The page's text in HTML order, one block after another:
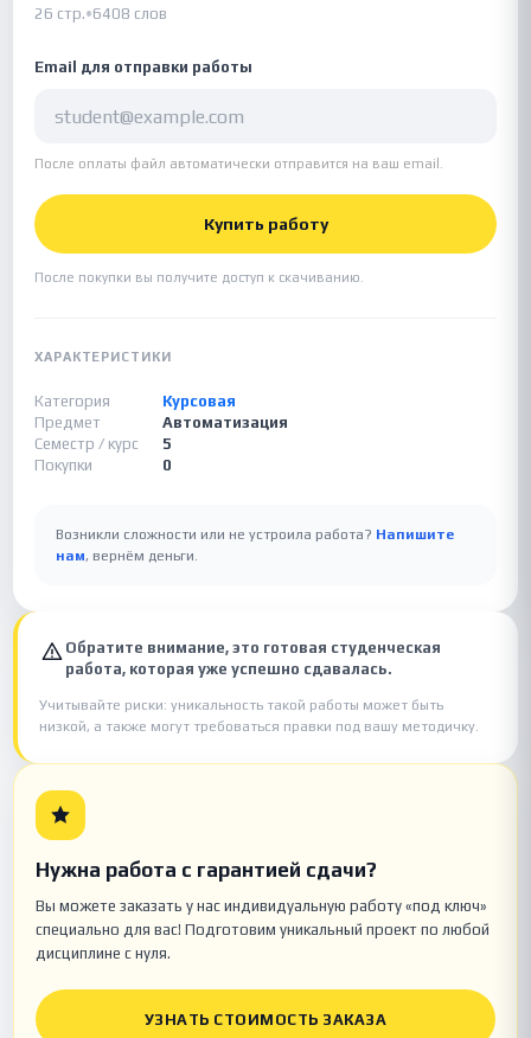
26 стр.•6408 слов
Email для отправки работы
После оплаты файл автоматически отправится на ваш email.
Купить работу
После покупки вы получите доступ к скачиванию.
ХАРАКТЕРИСТИКИ
Категория
Курсовая
Предмет
Автоматизация
Семестр / курс
5
Покупки
0
Возникли сложности или не устроила работа? Напишите
нам, вернём деньги.
Обратите внимание, это готовая студенческая
работа, которая уже успешно сдавалась.
Учитывайте риски: уникальность такой работы может быть
низкой, а также могут требоваться правки под вашу методичку.
Нужна работа с гарантией сдачи?
Вы можете заказать у нас индивидуальную работу «под ключ»
специально для вас! Подготовим уникальный проект по любой
дисциплине с нуля.
УЗНАТЬ СТОИМОСТЬ ЗАКАЗА